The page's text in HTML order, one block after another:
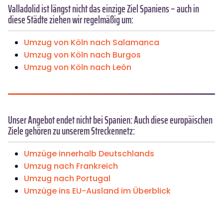
Valladolid ist längst nicht das einzige Ziel Spaniens – auch in
diese Städte ziehen wir regelmäßig um:
Umzug von Köln nach Salamanca
Umzug von Köln nach Burgos
Umzug von Köln nach León
Unser Angebot endet nicht bei Spanien: Auch diese europäischen
Ziele gehören zu unserem Streckennetz:
Umzüge innerhalb Deutschlands
Umzug nach Frankreich
Umzug nach Portugal
Umzüge ins EU-Ausland im Überblick